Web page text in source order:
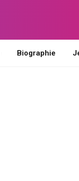
Biographie